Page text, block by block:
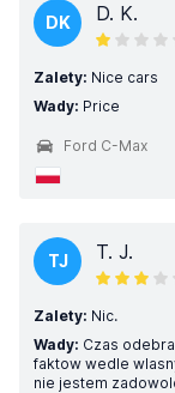
DK D. K.
Zalety: Nice cars
Wady: Price
Ford C-Max
TJ T. J.
Zalety: Nic.
Wady: Czas
faktow wedle
nie jestem